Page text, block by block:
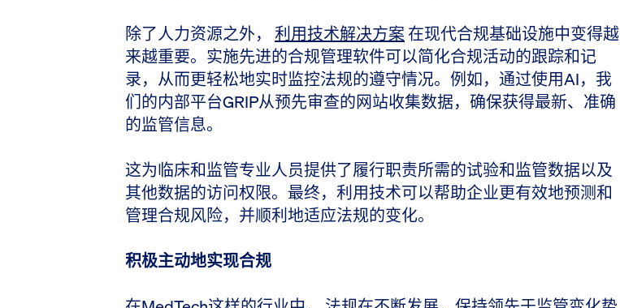
除了人力资源之外， 利用技术解决方案 在现代合规基础设施中变得越
来越重要。实施先进的合规管理软件可以简化合规活动的跟踪和记
录，从而更轻松地实时监控法规的遵守情况。例如，通过使用AI，我
们的内部平台GRIP从预先审查的网站收集数据，确保获得最新、准确
的监管信息。
这为临床和监管专业人员提供了履行职责所需的试验和监管数据以及
其他数据的访问权限。最终，利用技术可以帮助企业更有效地预测和
管理合规风险，并顺利地适应法规的变化。
积极主动地实现合规